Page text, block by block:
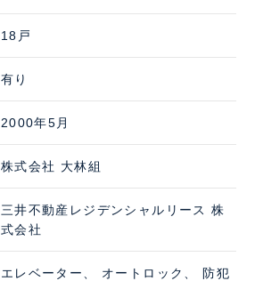
18戸
有り
2000年5月
株式会社 大林組
三井不動産レジデンシャルリース 株
式会社
エレベーター、 オートロック、 防犯